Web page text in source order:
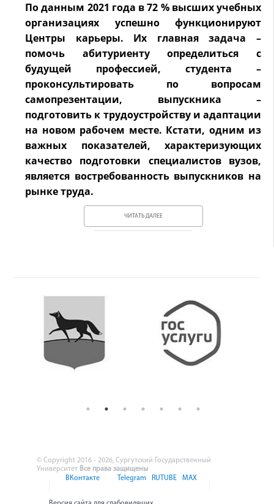
По данным 2021 года в 72 % высших учебных
организациях успешно функционируют
Центры карьеры. Их главная задача –
помочь абитуриенту определиться с
будущей профессией, студента –
проконсультировать по вопросам
самопрезентации, выпускника –
подготовить к трудоустройству и адаптации
на новом рабочем месте. Кстати, одним из
важных показателей, характеризующих
качество подготовки специалистов вузов,
является востребованность выпускников на
рынке труда.
ЧИТАТЬ ДАЛЕЕ
© Copyright 2016 - 2026, Сургутский Государственный
Университет Все права защищены
ВКонтакте
Telegram RUTUBE MAX